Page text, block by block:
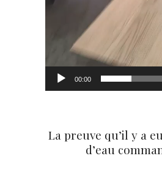
00:00
La preuve qu’il y a
d’eau